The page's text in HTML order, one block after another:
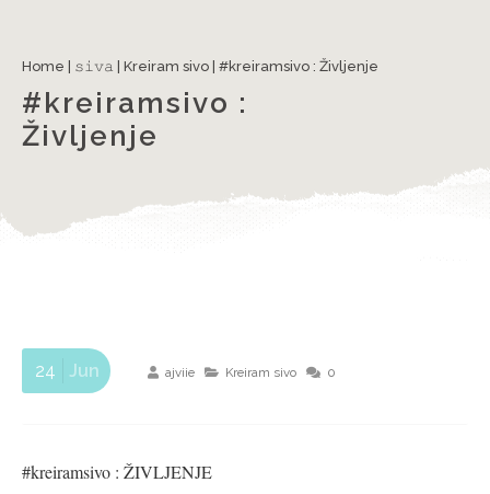
Home 𝚜𝚒𝚟𝚊 Kreiram sivo #kreiramsivo : Življenje
#kreiramsivo :
Življenje
ajviie Kreiram sivo 0
24 Jun
#kreiramsivo : ŽIVLJENJE